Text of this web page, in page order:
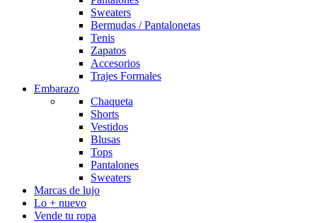
Sweaters
Bermudas / Pantalonetas
Tenis
Zapatos
Accesorios
Trajes Formales
Embarazo
Chaqueta
Shorts
Vestidos
Blusas
Tops
Pantalones
Sweaters
Marcas de lujo
Lo + nuevo
Vende tu ropa